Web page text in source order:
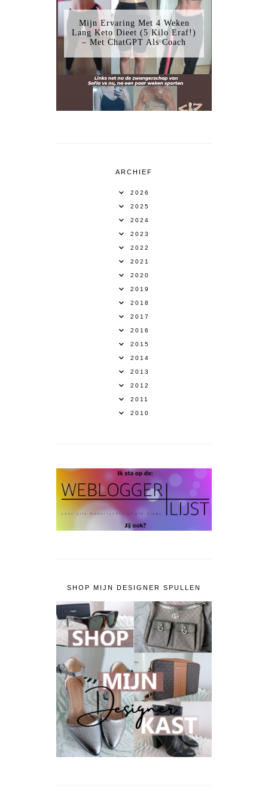
Mijn Ervaring Met 4 Weken
Lang Keto Dieet (5 Kilo Eraf!)
– Met ChatGPT Als Coach
ARCHIEF
2026
2025
2024
2023
2022
2021
2020
2019
2018
2017
2016
2015
2014
2013
2012
2011
2010
SHOP MIJN DESIGNER SPULLEN